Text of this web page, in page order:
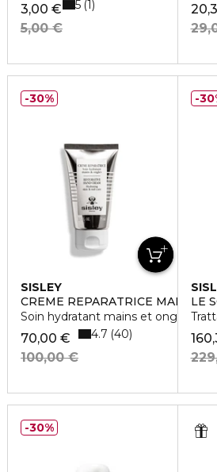
3,00 €
5,00 €
5 1
SISLEY
CREME REPARATRICE MAINS
Soin hydratant mains et ongles
70,00 €
100,00 €
4.7 40
30%
LE
30%